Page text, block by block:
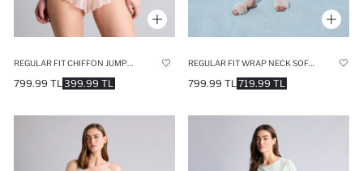
REGULAR FIT CHIFFON JUMPSUIT
399.99 TL
799.99 TL
REGULAR FIT WRAP NECK SOFTSHELL FLORAL ROBE
719.99 TL
799.99 TL